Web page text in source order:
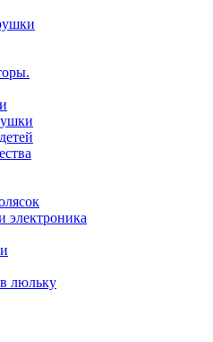
электроника
люльку